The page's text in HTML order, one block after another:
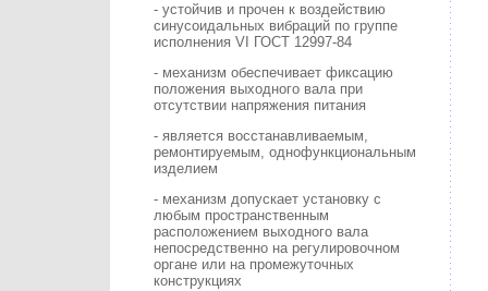
- устойчив и прочен к воздействию
синусоидальных вибраций по группе
исполнения VI ГОСТ 12997-84
- механизм обеспечивает фиксацию
положения выходного вала при
отсутствии напряжения питания
- является восстанавливаемым,
ремонтируемым, однофункциональным
изделием
- механизм допускает установку с
любым пространственным
расположением выходного вала
непосредственно на регулировочном
органе или на промежуточных
конструкциях